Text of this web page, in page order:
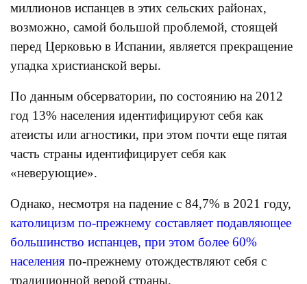
миллионов испанцев в этих сельских районах,
возможно, самой большой проблемой, стоящей
перед Церковью в Испании, является прекращение
упадка христианской веры.
По данным обсерватории, по состоянию на 2012
год 13% населения идентифицируют себя как
атеисты или агностики, при этом почти еще пятая
часть страны идентифицирует себя как
«неверующие».
Однако, несмотря на падение с 84,7% в 2021 году,
католицизм по-прежнему составляет подавляющее
большинство испанцев, при этом более 60%
населения по-прежнему отождествляют себя с
традиционной верой страны.